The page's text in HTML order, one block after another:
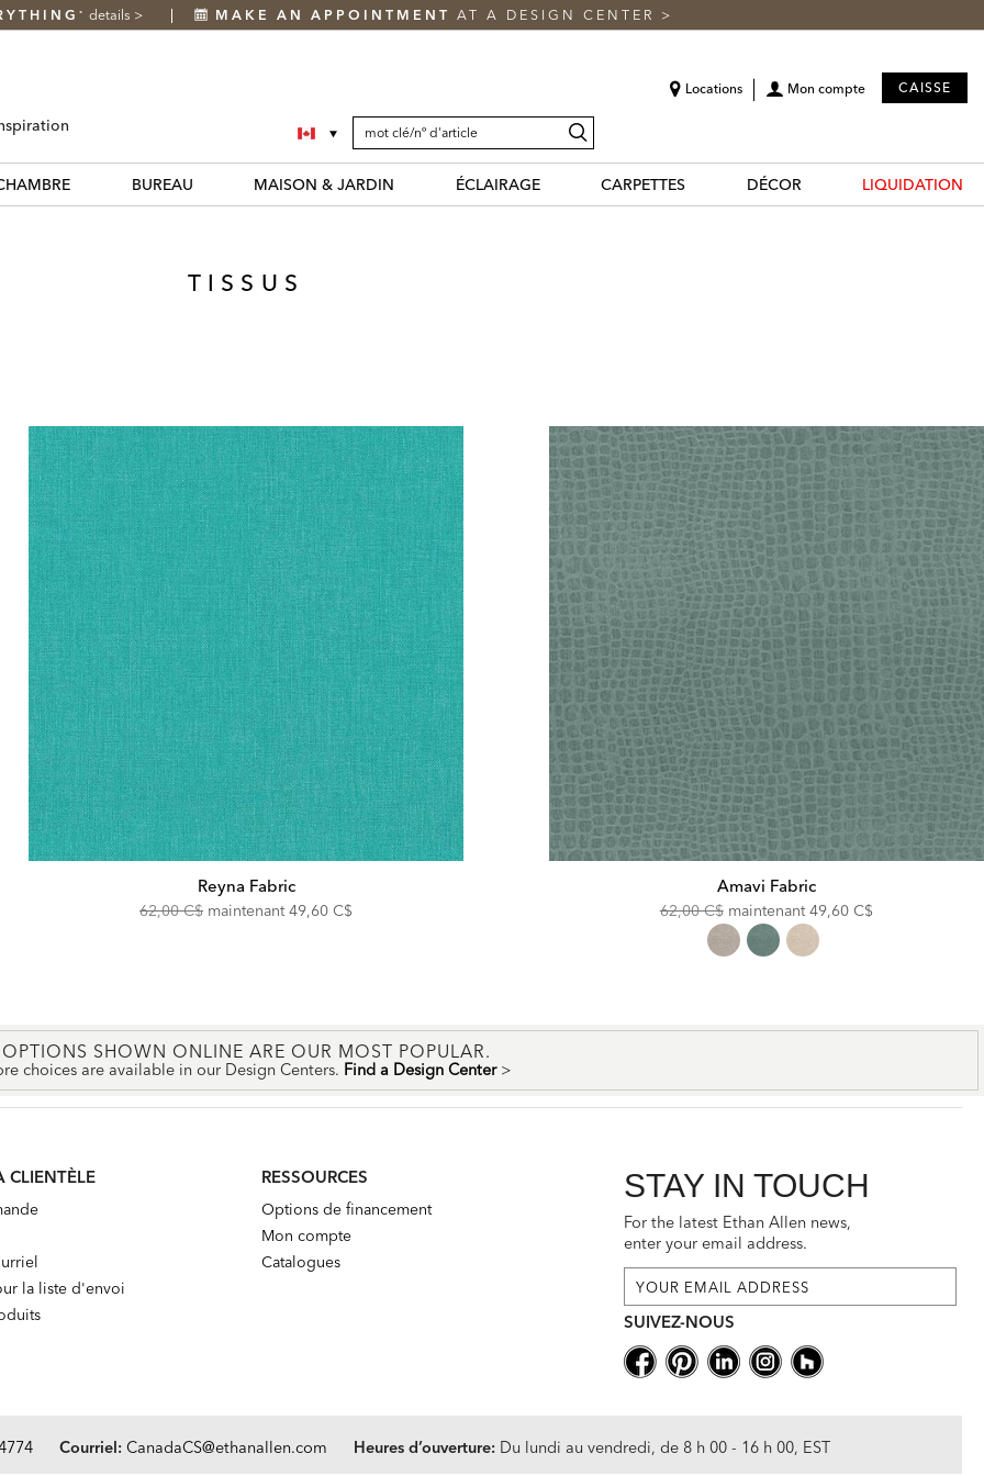
* details > MAKE AN APPOINTMENT AT A DESIGN CENTER >
Locations Mon compte CAISSE
SEARCH
CATALOG
Search
Catalog
BUREAU MAISON & JARDIN ÉCLAIRAGE CARPETTES DÉCOR LIQUIDATION
TISSUS
Reyna Fabric
Original
62,00 C$ maintenantDiscounted
49,60 C$
Amavi Fabric
Original
62,00 C$ maintenantDiscounted
Price:
49,60 C$
OPTIONS SHOWN ONLINE ARE OUR MOST POPULAR.
choices are available in our Design Centers. Find a Design Center >
CLIENTÈLE
la liste d'envoi
RESSOURCES
Options de financement
Mon compte
Catalogues
STAY IN TOUCH
For the latest Ethan Allen news,
enter your email address.
SUIVEZ-NOUS
Courriel: CanadaCS@ethanallen.com Heures d’ouverture:Du lundi au vendredi, de 8 h 00 - 16 h 00, EST